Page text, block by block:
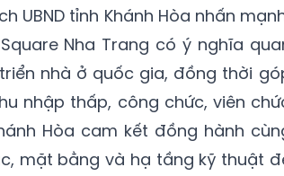
UBND tỉnh Khánh Hòa nhấn
Nha Trang có ý nghĩa
nhà ở quốc gia, đồng thời
nhập thấp, công chức, viên
Hòa cam kết đồng hành
mặt bằng và hạ tầng kỹ thuật